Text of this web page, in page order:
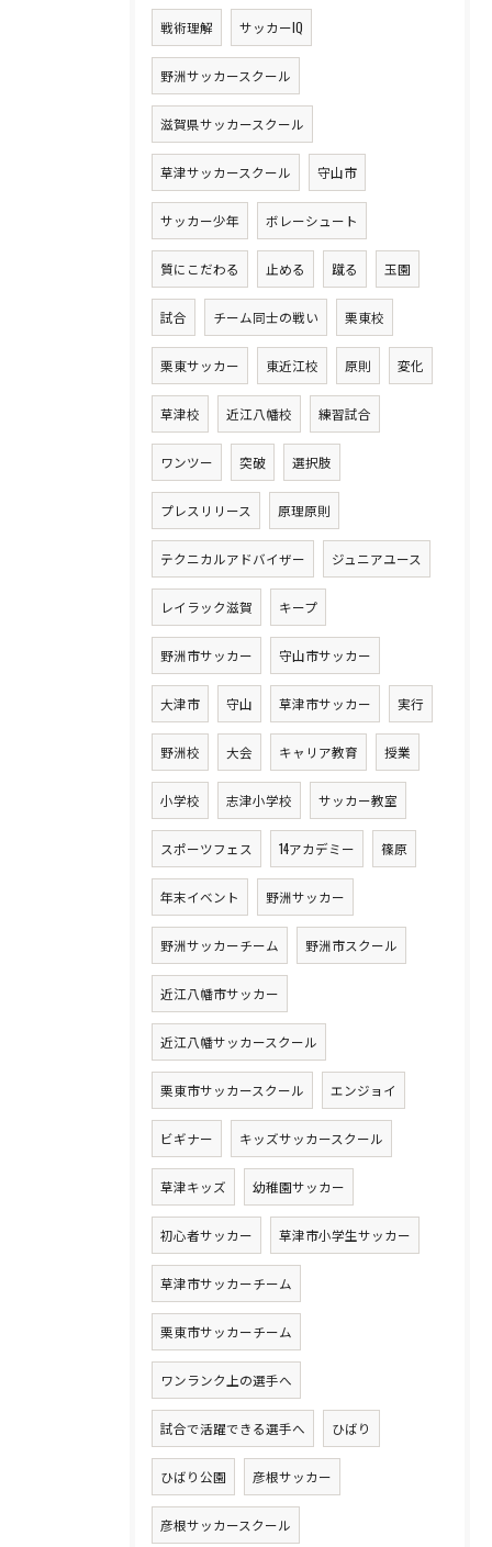
戦術理解 サッカーIQ
野洲サッカースクール
滋賀県サッカースクール
草津サッカースクール 守山市
サッカー少年 ボレーシュート
質にこだわる 止める 蹴る 玉園
試合 チーム同士の戦い 栗東校
栗東サッカー 東近江校 原則 変化
草津校 近江八幡校 練習試合
ワンツー 突破 選択肢
プレスリリース 原理原則
テクニカルアドバイザー ジュニアユース
レイラック滋賀 キープ
野洲市サッカー 守山市サッカー
大津市 守山 草津市サッカー 実行
野洲校 大会 キャリア教育 授業
小学校 志津小学校 サッカー教室
スポーツフェス 14アカデミー 篠原
年末イベント 野洲サッカー
野洲サッカーチーム 野洲市スクール
近江八幡市サッカー
近江八幡サッカースクール
栗東市サッカースクール エンジョイ
ビギナー キッズサッカースクール
草津キッズ 幼稚園サッカー
初心者サッカー 草津市小学生サッカー
草津市サッカーチーム
栗東市サッカーチーム
ワンランク上の選手へ
試合で活躍できる選手へ ひばり
ひばり公園 彦根サッカー
彦根サッカースクール